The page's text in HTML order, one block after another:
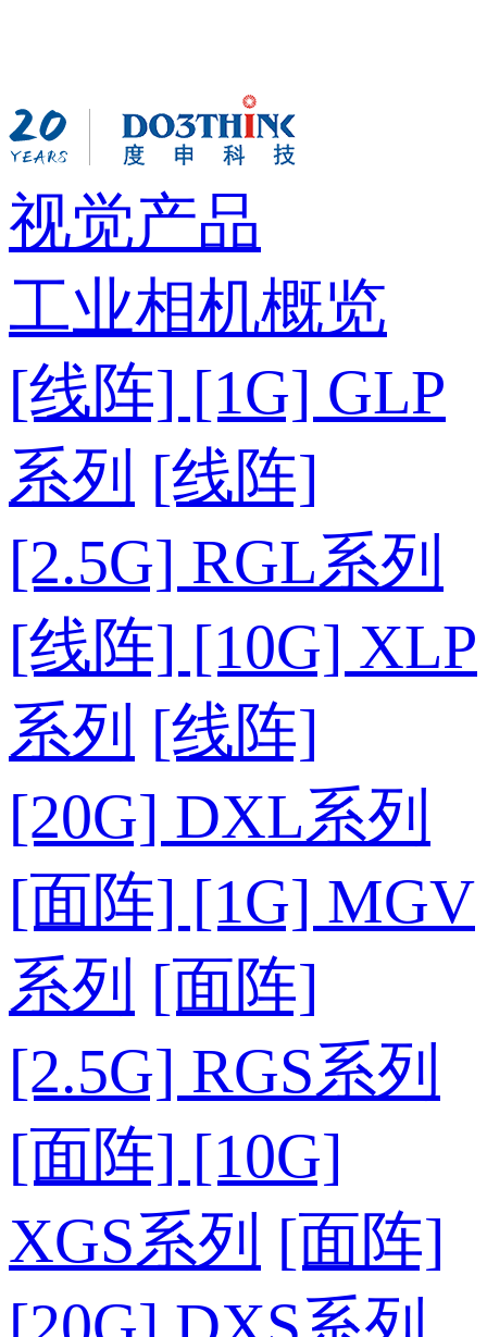
视觉产品
工业相机概览
[线阵] [1G] GLP
系列 [线阵]
[2.5G] RGL系列
[线阵] [10G] XLP
系列 [线阵]
[20G] DXL系列
[面阵] [1G] MGV
系列 [面阵]
[2.5G] RGS系列
[面阵] [10G]
XGS系列 [面阵]